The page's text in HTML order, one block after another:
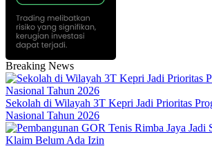
Breaking News
Sekolah di Wilayah 3T Kepri Jadi Prioritas
Nasional Tahun 2026